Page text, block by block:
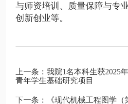
与师资培训、质量保障与专
创新创业等。
上一条： 我院1名本科生获2025
青年学生基础研究项目
下一条： 《现代机械工程图学